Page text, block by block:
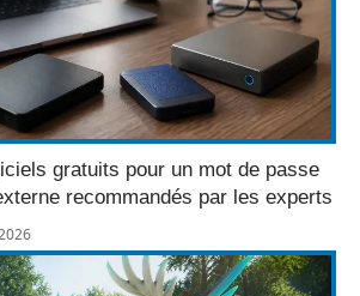
gratuits pour un mot de passe
recommandés par les experts